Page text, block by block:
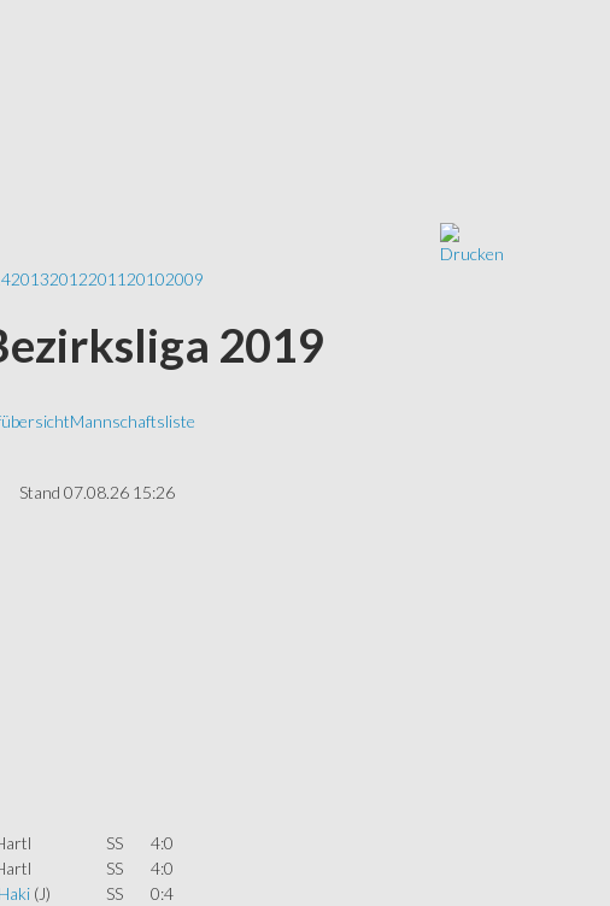
201320122011 20102009
2019
Mannschaftsliste
Stand 07.08.26 15:26
SS
4:0
SS
4:0
(J) SS
0:4